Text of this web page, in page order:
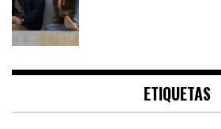
ETIQUETAS